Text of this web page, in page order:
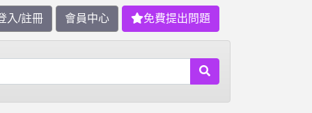
入/註冊 會員中心 免費提出問題